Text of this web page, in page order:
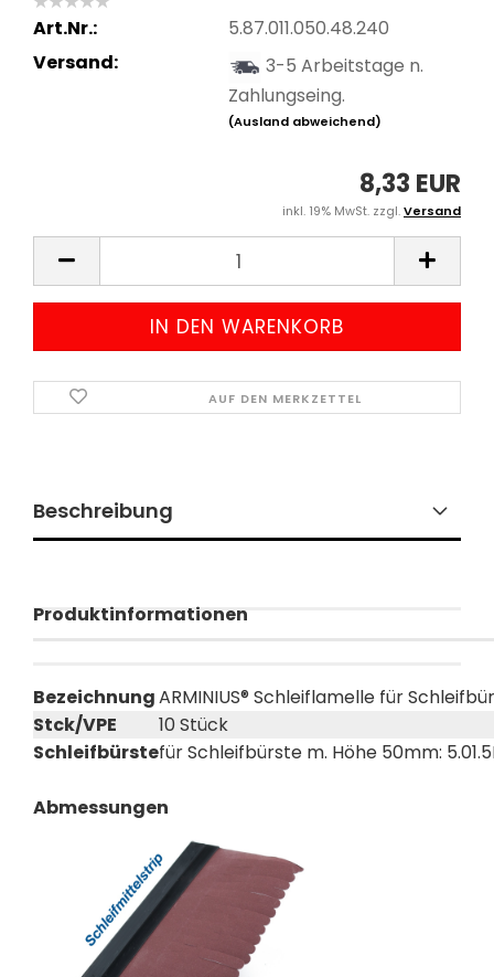
Art.Nr.:
5.87.011.050.48.240
Versand:
3-5 Arbeitstage n.
Zahlungseing.
(Ausland abweichend)
8,33 EUR
inkl. 19% MwSt. zzgl.Versand
AUF DEN MERKZETTEL
Beschreibung
Produktinformationen
BezeichnungARMINIUS® Schleiflamelle für
Stck/VPE
10 Stück
Schleifbürstefür Schleifbürste m. Höhe 50mm:
Abmessungen